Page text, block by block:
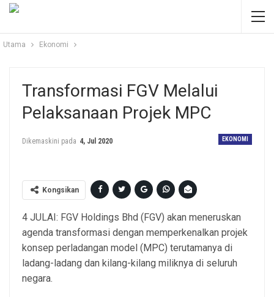
Utama Ekonomi
Transformasi FGV Melalui
Pelaksanaan Projek MPC
EKONOMI
Dikemaskini pada 4, Jul 2020
Kongsikan
4 JULAI: FGV Holdings Bhd (FGV) akan meneruskan
agenda transformasi dengan memperkenalkan projek
konsep perladangan model (MPC) terutamanya di
ladang-ladang dan kilang-kilang miliknya di seluruh
negara.